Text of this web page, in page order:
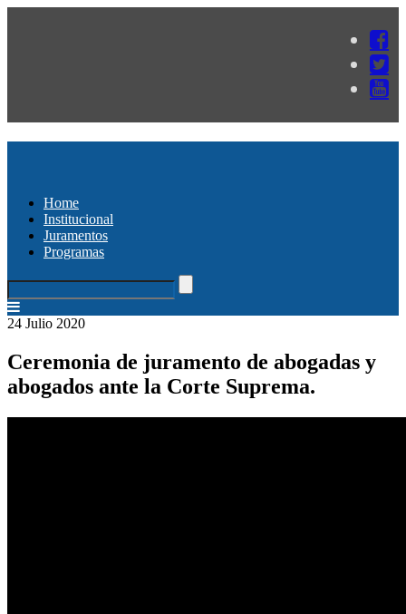
Home
Institucional
Juramentos
Programas
24 Julio 2020
Ceremonia de juramento de abogadas y
abogados ante la Corte Suprema.